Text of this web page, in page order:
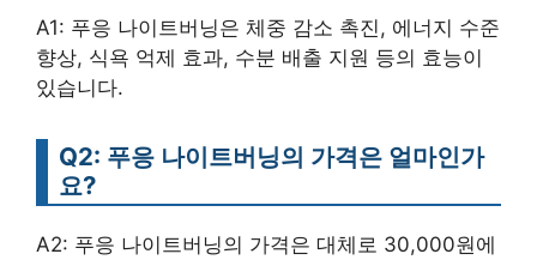
A1: 푸응 나이트버닝은 체중 감소 촉진, 에너지 수준
향상, 식욕 억제 효과, 수분 배출 지원 등의 효능이
있습니다.
Q2: 푸응 나이트버닝의 가격은 얼마인가
요?
A2: 푸응 나이트버닝의 가격은 대체로 30,000원에